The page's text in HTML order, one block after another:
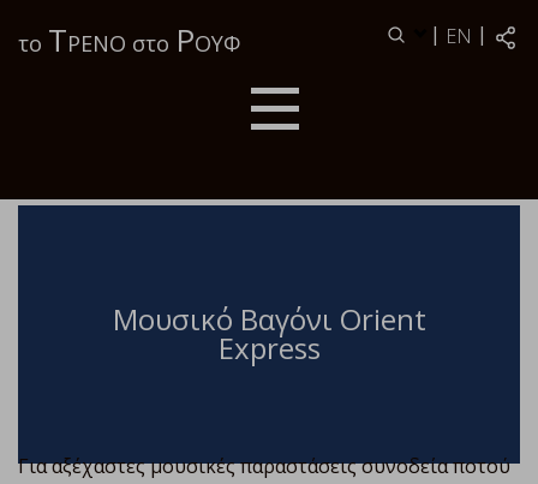
το ΤΡΕΝΟ στο ΡΟΥΦ | EN |
Μουσικό Βαγόνι Orient
Express
Για αξέχαστες μουσικές παραστάσεις συνοδεία ποτού